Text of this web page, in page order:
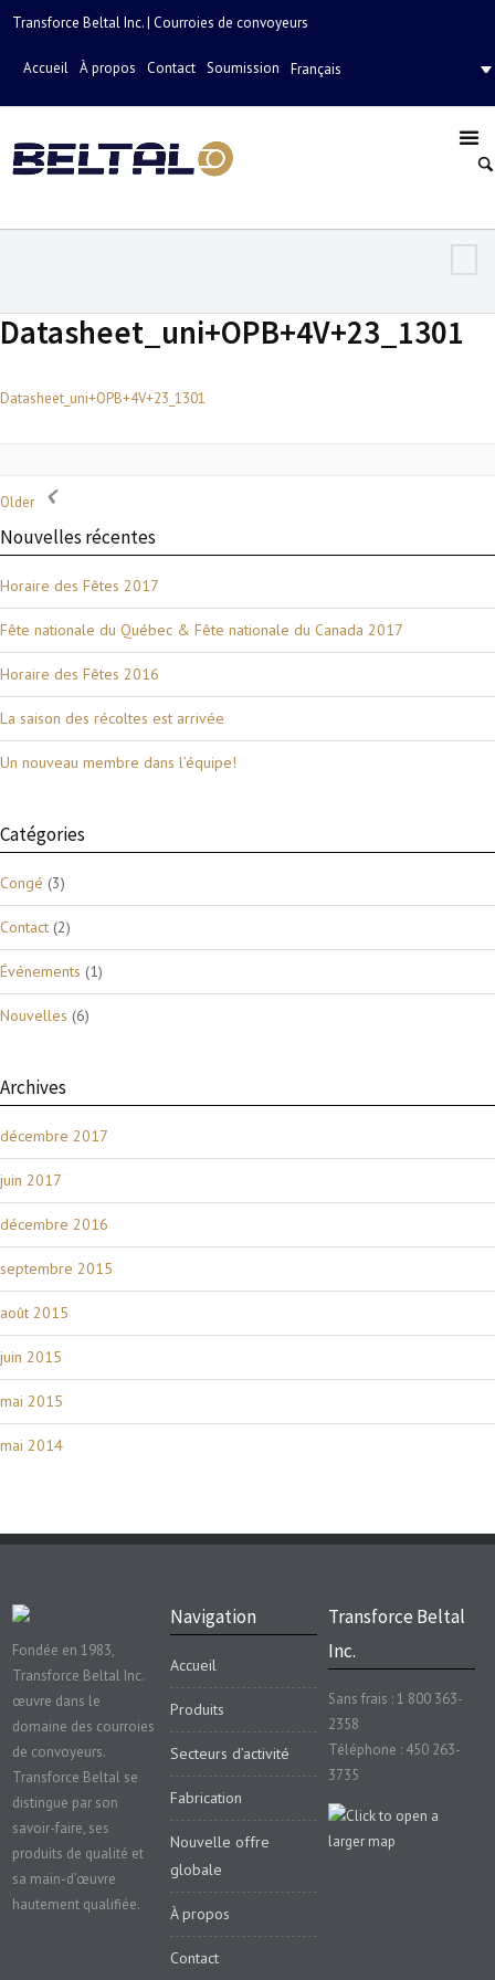
Transforce Beltal Inc. | Courroies de convoyeurs
Accueil À propos Contact Soumission Français
Datasheet_uni+OPB+4V+23_1301
Datasheet_uni+OPB+4V+23_1301
Older
Nouvelles récentes
Horaire des Fêtes 2017
Fête nationale du Québec & Fête nationale du Canada 2017
Horaire des Fêtes 2016
La saison des récoltes est arrivée
Un nouveau membre dans l’équipe!
Catégories
Congé (3)
Contact (2)
Événements (1)
Nouvelles (6)
Archives
décembre 2017
juin 2017
décembre 2016
septembre 2015
août 2015
juin 2015
mai 2015
mai 2014
Fondée en 1983,
Transforce Beltal Inc.
œuvre dans le
domaine des courroies
de convoyeurs.
Transforce Beltal se
distingue par son
savoir-faire, ses
produits de qualité et
sa main-d’œuvre
hautement qualifiée.
Navigation
Accueil
Produits
Secteurs d’activité
Fabrication
Nouvelle offre
globale
À propos
Contact
Transforce Beltal
Inc.
Sans frais : 1 800 363-
2358
Téléphone : 450 263-
3735